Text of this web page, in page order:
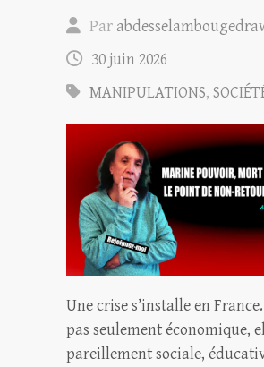
Par
30 juin 2026
MANIPULATIONS,
Une crise s’installe en
pas seulement économique,
pareillement sociale,